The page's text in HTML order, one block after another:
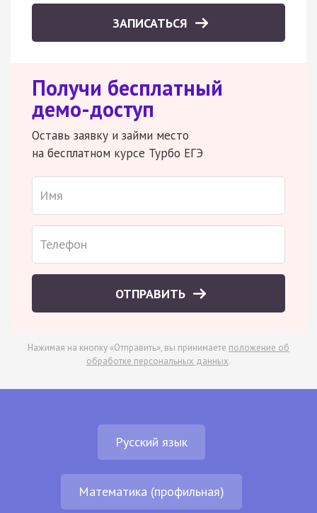
ЗАПИСАТЬСЯ
Получи бесплатный
демо-доступ
Оставь заявку и займи место
на бесплатном курсе Турбо ЕГЭ
ОТПРАВИТЬ
Нажимая на кнопку «Отправить», вы принимаете положение об
обработке персональных данных.
Русский язык
Математика (профильная)